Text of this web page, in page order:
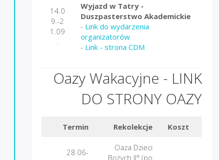
14.0
9.-2
1.09
Wyjazd w Tatry -
Duszpasterstwo Akademickie
- Link do wydarzenia
organizatorów
- Link - strona CDM
Oazy Wakacyjne - LINK
DO STRONY OAZY
Termin Rekolekcje Koszt
28.06-
Oaza Dzieci
Bożych II° (po